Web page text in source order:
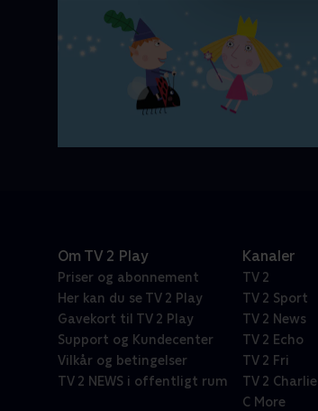
Om TV 2 Play
Priser og abonnement
Her kan du se TV 2 Play
Gavekort til TV 2 Play
Support og Kundecenter
Vilkår og betingelser
TV 2 NEWS i offentligt rum
Kanaler
TV 2
TV 2 Sport
TV 2 News
TV 2 Echo
TV 2 Fri
TV 2 Charlie
C More